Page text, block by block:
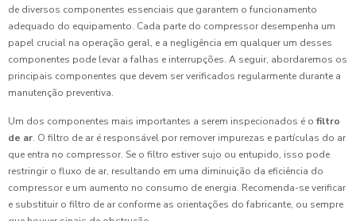
de diversos componentes essenciais que garantem o funcionamento
adequado do equipamento. Cada parte do compressor desempenha um
papel crucial na operação geral, e a negligência em qualquer um desses
componentes pode levar a falhas e interrupções. A seguir, abordaremos os
principais componentes que devem ser verificados regularmente durante a
manutenção preventiva.
Um dos componentes mais importantes a serem inspecionados é o filtro
de ar. O filtro de ar é responsável por remover impurezas e partículas do ar
que entra no compressor. Se o filtro estiver sujo ou entupido, isso pode
restringir o fluxo de ar, resultando em uma diminuição da eficiência do
compressor e um aumento no consumo de energia. Recomenda-se verificar
e substituir o filtro de ar conforme as orientações do fabricante, ou sempre